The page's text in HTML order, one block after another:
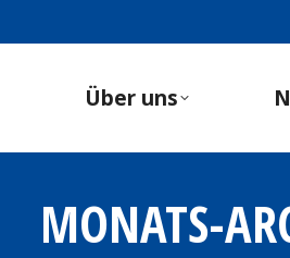
Über uns
MONATS-